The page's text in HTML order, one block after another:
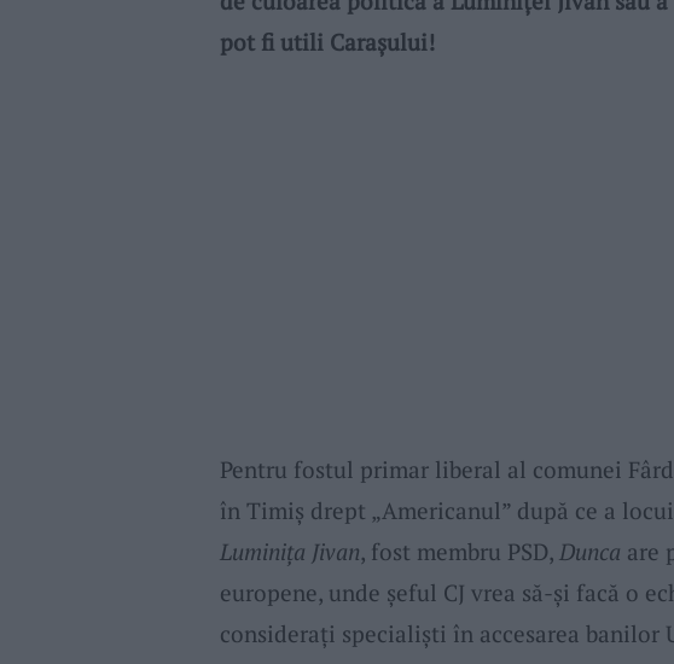
pot fi utili Carașului!
Pentru fostul primar liberal al comunei
în Timiș drept „Americanul” după ce a
Luminița Jivan, fost membru PSD, Dunca are
europene, unde șeful CJ vrea să-și facă o
considerați specialiști în accesarea banilor